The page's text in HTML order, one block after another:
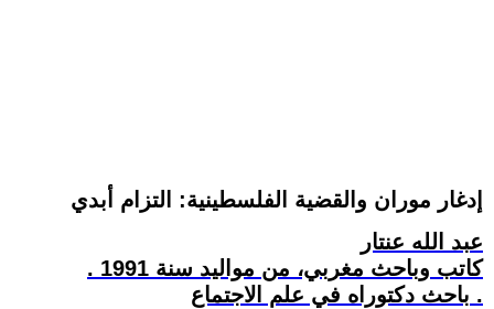
إدغار موران والقضية الفلسطينية: التزام أبدي
عبد الله عنتار
كاتب وباحث مغربي، من مواليد سنة 1991 .
باحث دكتوراه في علم الاجتماع .